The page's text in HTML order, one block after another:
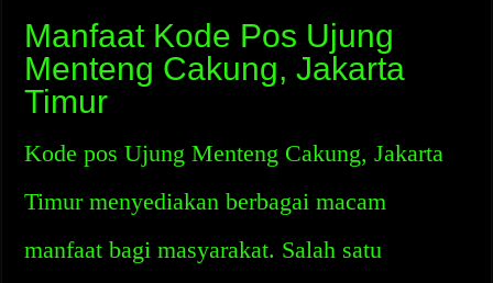
Manfaat Kode Pos Ujung
Menteng Cakung, Jakarta
Timur
Kode pos Ujung Menteng Cakung, Jakarta
Timur menyediakan berbagai macam
manfaat bagi masyarakat. Salah satu